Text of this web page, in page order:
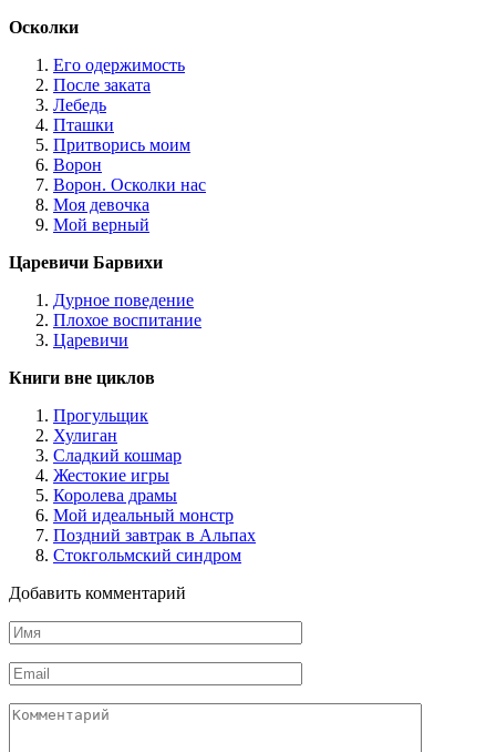
Осколки
Его одержимость
После заката
Лебедь
Пташки
Притворись моим
Ворон
Ворон. Осколки нас
Моя девочка
Мой верный
Царевичи Барвихи
Дурное поведение
Плохое воспитание
Царевичи
Книги вне циклов
Прогульщик
Хулиган
Сладкий кошмар
Жестокие игры
Королева драмы
Мой идеальный монстр
Поздний завтрак в Альпах
Стокгольмский синдром
Добавить комментарий
Имя
*
Email
*
Комментарий